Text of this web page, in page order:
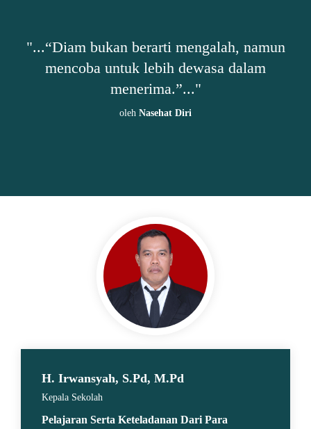
"...“Diam bukan berarti mengalah, namun
mencoba untuk lebih dewasa dalam
menerima.”..."
oleh Nasehat Diri
H. Irwansyah, S.Pd, M.Pd
Kepala Sekolah
Pelajaran Serta Keteladanan Dari Para